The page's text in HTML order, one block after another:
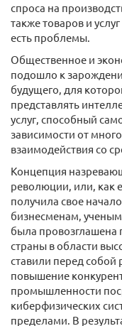
спроса на
также товаров и
есть проблемы.
Общественное и
подошло к
будущего, для
представлять
услуг, способный
зависимости от
взаимодействия со
Концепция
революции, или, как
получила свое
бизнесменам,
была провозглашена
страны в области
ставили перед собой
повышение
промышленности
киберфизических
пределами. В